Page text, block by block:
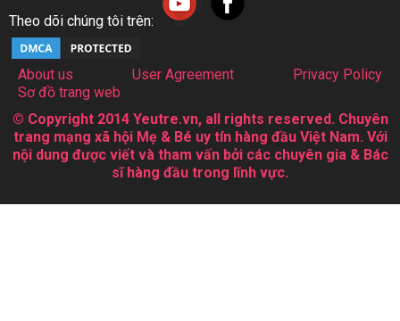
Theo dõi chúng tôi trên:
About us User Agreement
Privacy Policy
Sơ đồ trang web
© Copyright 2014 Yeutre.vn, all rights reserved. Chuyên
trang mạng xã hội Mẹ & Bé uy tín hàng đầu Việt Nam. Với
nội dung được viết và tham vấn bởi các chuyên gia & Bác
sĩ hàng đầu trong lĩnh vực.